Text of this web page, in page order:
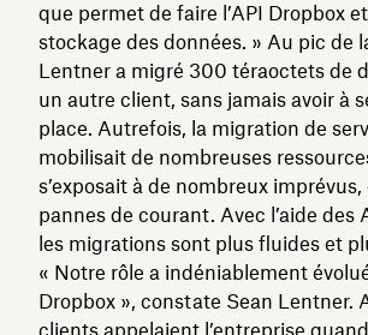
que permet de faire l’API Dropbox
stockage des données. » Au pic de
Lentner a migré 300 téraoctets de
un autre client, sans jamais avoir à
place. Autrefois, la migration de
mobilisait de nombreuses
s’exposait à de nombreux
pannes de courant. Avec l’aide des
les migrations sont plus fluides et
« Notre rôle a indéniablement
Dropbox », constate Sean Lentner.